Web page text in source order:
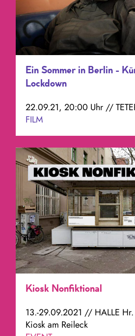
Ein Sommer in Berlin -
Lockdown
22.09.21, 20:00 Uhr //
FILM
Kiosk Nonfiktional
13.-29.09.2021 // HALLE
Kiosk am Reileck